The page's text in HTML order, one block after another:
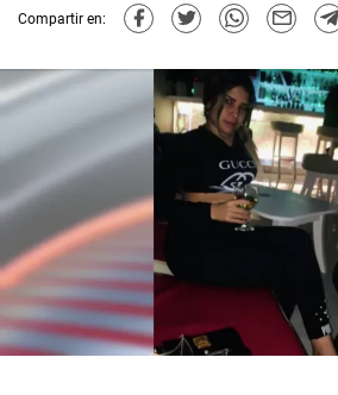
Compartir en: